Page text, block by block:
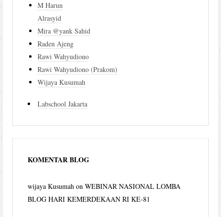
M Harun
Alrasyid
Mira @yank Sahid
Raden Ajeng
Rawi Wahyudiono
Rawi Wahyudiono (Prakom)
Wijaya Kusumah
Labschool Jakarta
KOMENTAR BLOG
wijaya Kusumah onWEBINAR NASIONAL LOMBA
BLOG HARI KEMERDEKAAN RI KE-81